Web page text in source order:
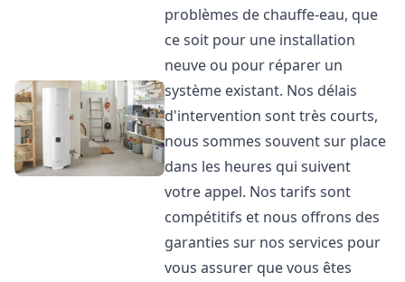
problèmes de chauffe-eau, que
ce soit pour une installation
neuve ou pour réparer un
système existant. Nos délais
d'intervention sont très courts,
nous sommes souvent sur place
dans les heures qui suivent
votre appel. Nos tarifs sont
compétitifs et nous offrons des
garanties sur nos services pour
vous assurer que vous êtes